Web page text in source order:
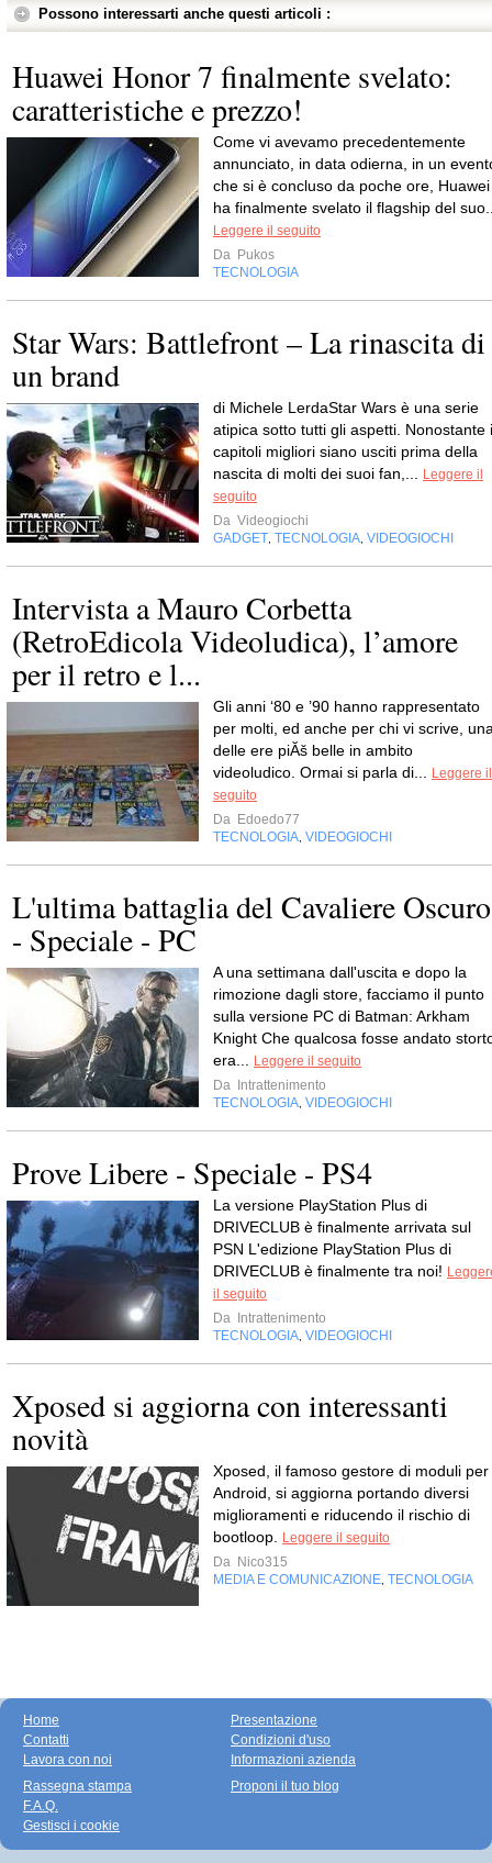
Possono interessarti anche questi articoli :
Huawei Honor 7 finalmente svelato:
caratteristiche e prezzo!
Come vi avevamo precedentemente
annunciato, in data odierna, in un
che si è concluso da poche ore, Huawei
ha finalmente svelato il flagship del
Leggere il seguito
Da Pukos
TECNOLOGIA
Star Wars: Battlefront – La rinascita di
un brand
di Michele LerdaStar Wars è una serie
atipica sotto tutti gli aspetti. Nonostante i
capitoli migliori siano usciti prima della
nascita di molti dei suoi fan,...
Leggere il
seguito
Da Videogiochi
GADGET TECNOLOGIA VIDEOGIOCHI
Intervista a Mauro Corbetta
(RetroEdicola Videoludica), l’amore
per il retro e l...
Gli anni ‘80 e ’90 hanno rappresentato
per molti, ed anche per chi vi scrive,
delle ere piĂš belle in ambito
videoludico. Ormai si parla di...
Leggere il
seguito
Da Edoedo77
TECNOLOGIA VIDEOGIOCHI
L'ultima battaglia del Cavaliere Oscuro
- Speciale - PC
A una settimana dall'uscita e dopo la
rimozione dagli store, facciamo il punto
sulla versione PC di Batman: Arkham
Knight Che qualcosa fosse andato
era...
Leggere il seguito
Da Intrattenimento
TECNOLOGIA VIDEOGIOCHI
Prove Libere - Speciale - PS4
La versione PlayStation Plus di
DRIVECLUB è finalmente arrivata sul
PSN L'edizione PlayStation Plus di
DRIVECLUB è finalmente tra noi!
il seguito
Da Intrattenimento
TECNOLOGIA VIDEOGIOCHI
Xposed si aggiorna con interessanti
novità
Xposed, il famoso gestore di moduli per
Android, si aggiorna portando diversi
miglioramenti e riducendo il rischio di
bootloop.
Leggere il seguito
Da Nico315
MEDIA E COMUNICAZIONE TECNOLOGIA
Home
Contatti
Lavora con noi
Presentazione
Condizioni d'uso
Informazioni azienda
Rassegna stampa
F.A.Q.
Gestisci i cookie
Proponi il tuo blog